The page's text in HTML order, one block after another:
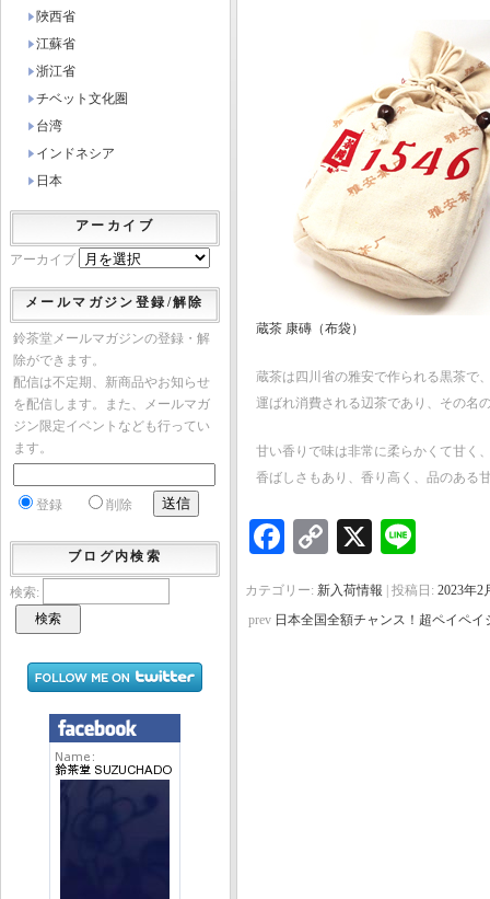
蔵茶 康磚（布袋）
蔵茶は四川省の雅安で作られる黒茶で
運ばれ消費される辺茶であり、その名
甘い香りで味は非常に柔らかくて甘く
香ばしさもあり、香り高く、品のある
Facebook
Copy
X
カテゴリー: 新入荷情報 | 投稿日: 2023年2
prev 日本全国全額チャンス！超ペイペ
陜西省
江蘇省
浙江省
チベット文化圏
台湾
インドネシア
日本
アーカイブ
アーカイブ
メールマガジン登録/解除
鈴茶堂メールマガジンの登録・解
除ができます。
配信は不定期、新商品やお知らせ
を配信します。また、メールマガ
ジン限定イベントなども行ってい
ます。
登録 削除
ブログ内検索
検索: